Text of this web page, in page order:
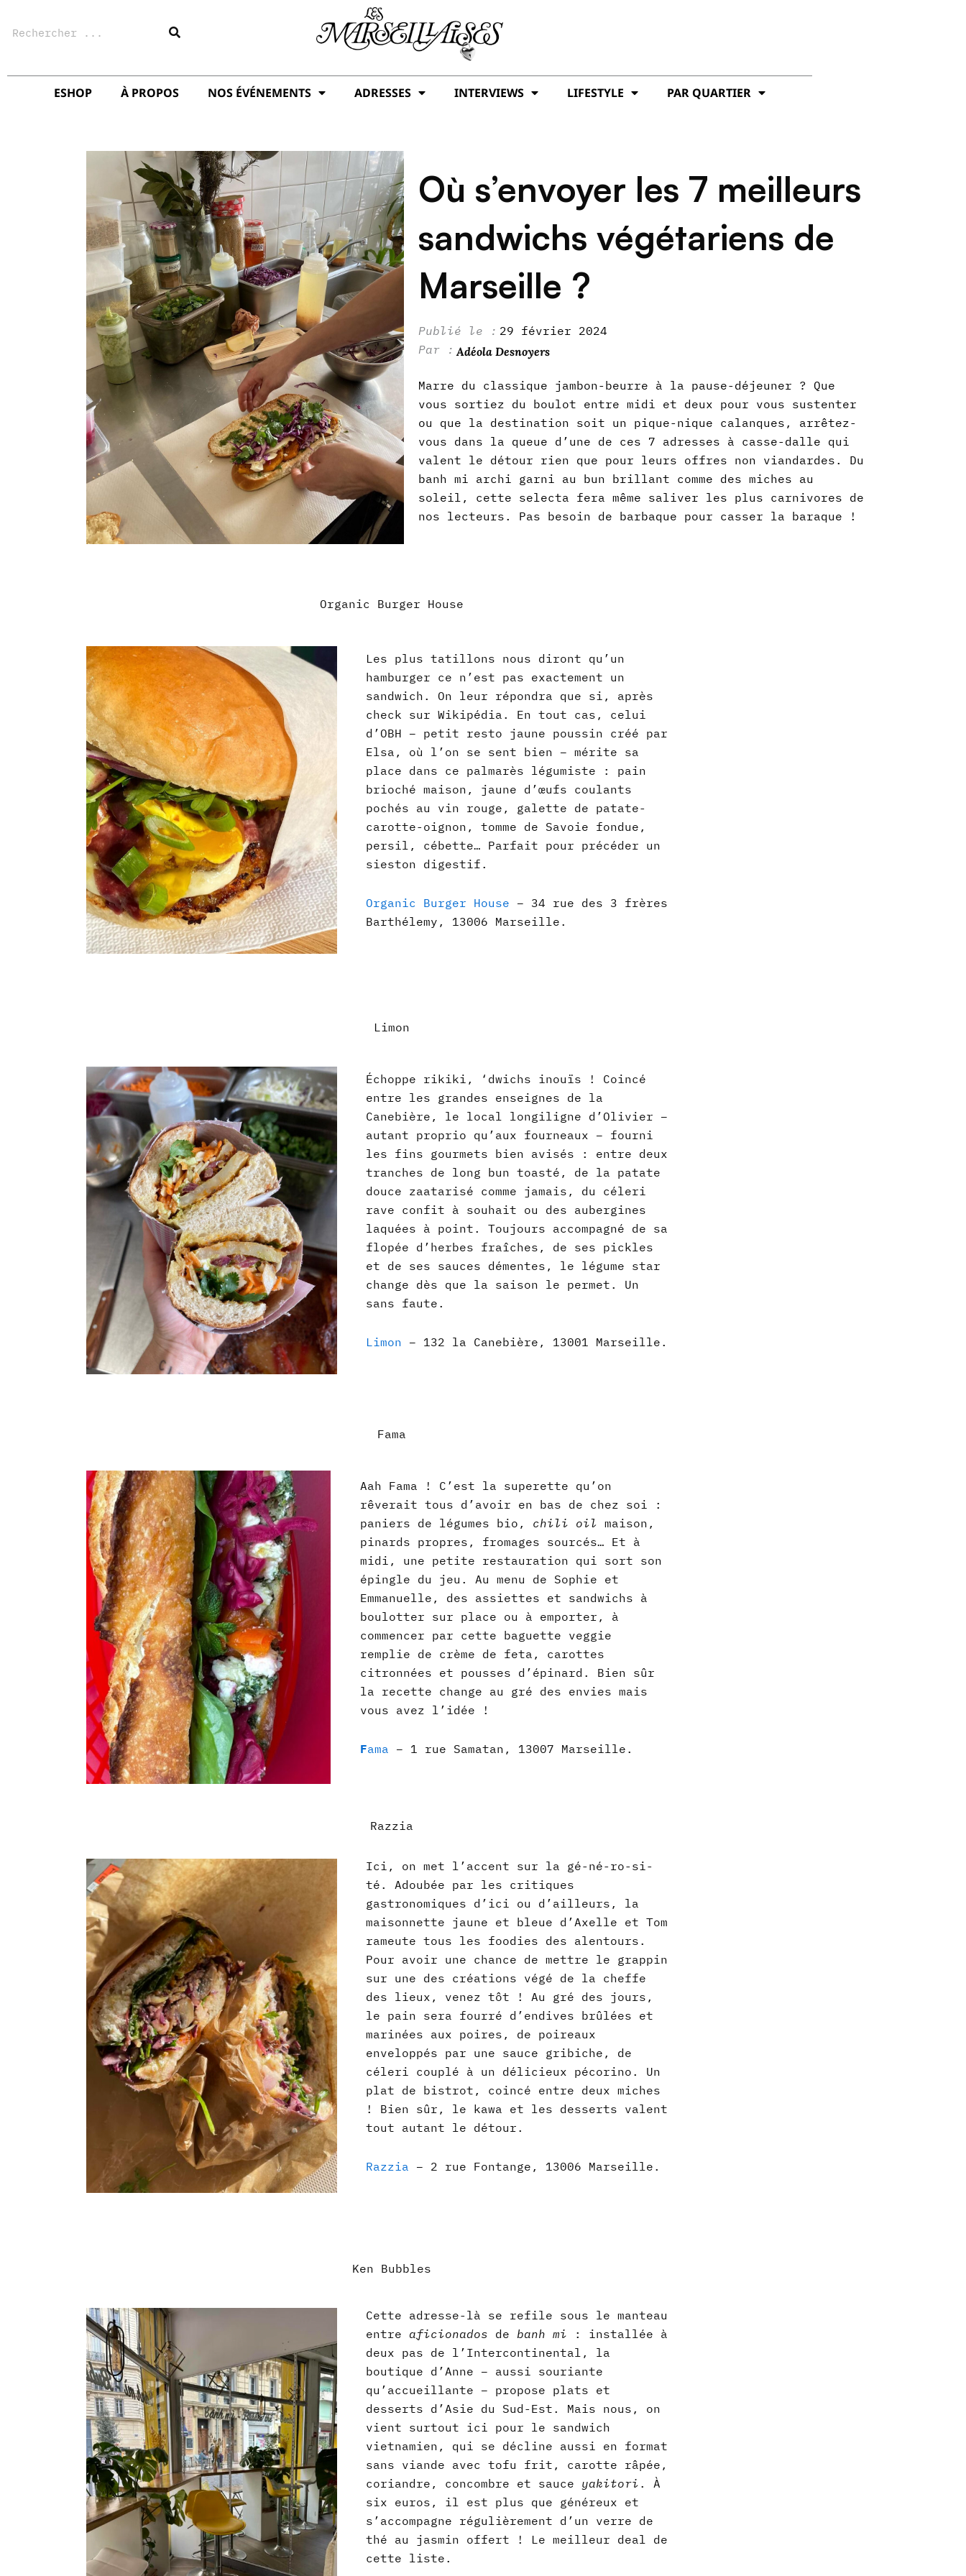
ESHOP À PROPOS NOS ÉVÉNEMENTS ADRESSES INTERVIEWS LIFESTYLE PAR QUARTIER
Où s’envoyer les 7 meilleurs
sandwichs végétariens de
Marseille ?
29 février 2024
Adéola Desnoyers
Marre du classique jambon-beurre à la pause-déjeuner ? Que
vous sortiez du boulot entre midi et deux pour vous sustenter
ou que la destination soit un pique-nique calanques, arrêtez-
vous dans la queue d’une de ces 7 adresses à casse-dalle qui
valent le détour rien que pour leurs offres non viandardes. Du
banh mi archi garni au bun brillant comme des miches au
soleil, cette selecta fera même saliver les plus carnivores de
nos lecteurs. Pas besoin de barbaque pour casser la baraque !
Organic Burger House
Les plus tatillons nous diront qu’un
hamburger ce n’est pas exactement un
sandwich. On leur répondra que si, après
check sur Wikipédia. En tout cas, celui
d’OBH – petit resto jaune poussin créé par
Elsa, où l’on se sent bien – mérite sa
place dans ce palmarès légumiste : pain
brioché maison, jaune d’œufs coulants
pochés au vin rouge, galette de patate-
carotte-oignon, tomme de Savoie fondue,
persil, cébette… Parfait pour précéder un
sieston digestif.
Organic Burger House – 34 rue des 3 frères
Barthélemy, 13006 Marseille.
Limon
Échoppe rikiki, ‘dwichs inouïs ! Coincé
entre les grandes enseignes de la
Canebière, le local longiligne d’Olivier –
autant proprio qu’aux fourneaux – fourni
les fins gourmets bien avisés : entre deux
tranches de long bun toasté, de la patate
douce zaatarisé comme jamais, du céleri
rave confit à souhait ou des aubergines
laquées à point. Toujours accompagné de sa
flopée d’herbes fraîches, de ses pickles
et de ses sauces démentes, le légume star
change dès que la saison le permet. Un
sans faute.
Limon – 132 la Canebière, 13001 Marseille.
Fama
Aah Fama ! C’est la superette qu’on
rêverait tous d’avoir en bas de chez soi :
paniers de légumes bio, chili oil maison,
pinards propres, fromages sourcés… Et à
midi, une petite restauration qui sort son
épingle du jeu. Au menu de Sophie et
Emmanuelle, des assiettes et sandwichs à
boulotter sur place ou à emporter, à
commencer par cette baguette veggie
remplie de crème de feta, carottes
citronnées et pousses d’épinard. Bien sûr
la recette change au gré des envies mais
vous avez l’idée !
Fama – 1 rue Samatan, 13007 Marseille.
Razzia
Ici, on met l’accent sur la gé-né-ro-si-
té. Adoubée par les critiques
gastronomiques d’ici ou d’ailleurs, la
maisonnette jaune et bleue d’Axelle et Tom
rameute tous les foodies des alentours.
Pour avoir une chance de mettre le grappin
sur une des créations végé de la cheffe
des lieux, venez tôt ! Au gré des jours,
le pain sera fourré d’endives brûlées et
marinées aux poires, de poireaux
enveloppés par une sauce gribiche, de
céleri couplé à un délicieux pécorino. Un
plat de bistrot, coincé entre deux miches
! Bien sûr, le kawa et les desserts valent
tout autant le détour.
Razzia – 2 rue Fontange, 13006 Marseille.
Ken Bubbles
Cette adresse-là se refile sous le manteau
entre aficionados de banh mi
: installée à
deux pas de l’Intercontinental, la
boutique d’Anne – aussi souriante
qu’accueillante – propose plats et
desserts d’Asie du Sud-Est. Mais nous, on
vient surtout ici pour le sandwich
vietnamien, qui se décline aussi en format
sans viande avec tofu frit, carotte râpée,
coriandre, concombre et sauce yakitori . À
six euros, il est plus que généreux et
s’accompagne régulièrement d’un verre de
thé au jasmin offert ! Le meilleur deal de
cette liste.